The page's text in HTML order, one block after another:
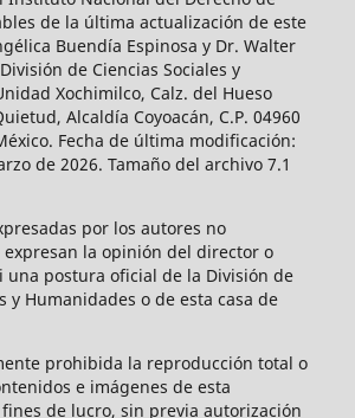
de la última actualización de este
Buendía Espinosa y Dr. Walter
de Ciencias Sociales y
Xochimilco, Calz. del Hueso
Alcaldía Coyoacán, C.P. 04960
Fecha de última modificación:
de 2026. Tamaño del archivo 7.1
por los autores no
expresan la opinión del director o
una postura oficial de la División de
y Humanidades o de esta casa de
prohibida la reproducción total o
e imágenes de esta
de lucro, sin previa autorización